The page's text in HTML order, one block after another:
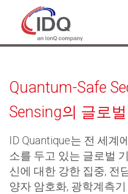
Quantum-Safe
Sensing의 글로
ID Quantique는 전 세계
소를 두고 있는 글로벌
신에 대한 강한 집중, 전
양자 암호화, 광학계측